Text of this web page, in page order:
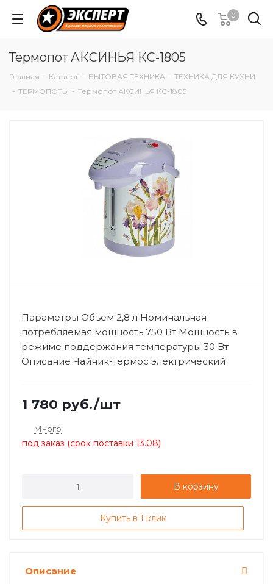
0
Термопот АКСИНЬЯ КС-1805
Главная - Каталог - БЫТОВАЯ ТЕХНИКА - ТЕХНИКА ДЛЯ КУХНИ
- ТЕРМОПОТЫ - Термопот АКСИНЬЯ КС-1805
Параметры Объем 2,8 л Номинальная
потребляемая мощность 750 Вт Мощность в
режиме поддержания температуры 30 Вт
Описание Чайник-термос электрический
1 780 руб./шт
Много
под заказ (срок поставки 13.08)
В корзину
Купить в 1 клик
Описание